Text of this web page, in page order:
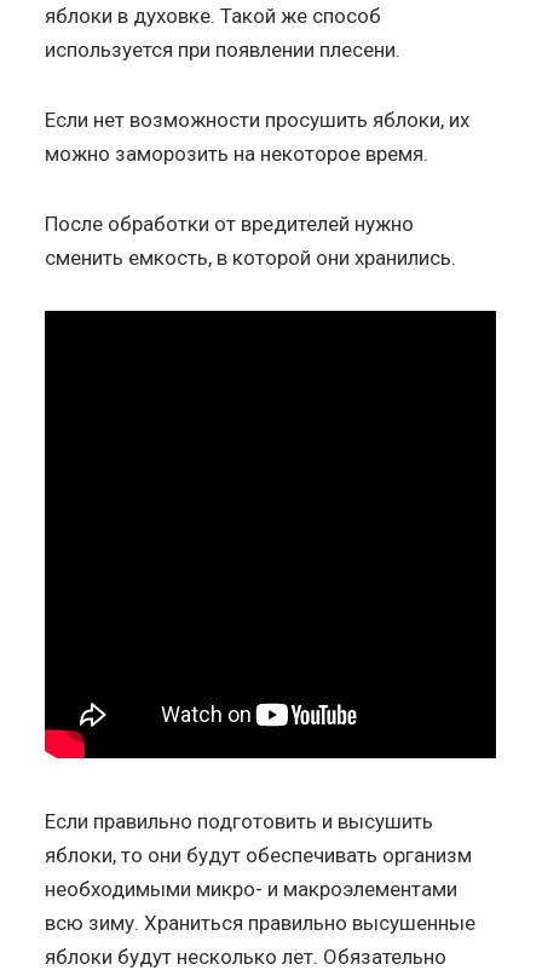
яблоки в духовке. Такой же способ
используется при появлении плесени.
Если нет возможности просушить яблоки, их
можно заморозить на некоторое время.
После обработки от вредителей нужно
сменить емкость, в которой они хранились.
Если правильно подготовить и высушить
яблоки, то они будут обеспечивать организм
необходимыми микро- и макроэлементами
всю зиму. Храниться правильно высушенные
яблоки будут несколько лет. Обязательно